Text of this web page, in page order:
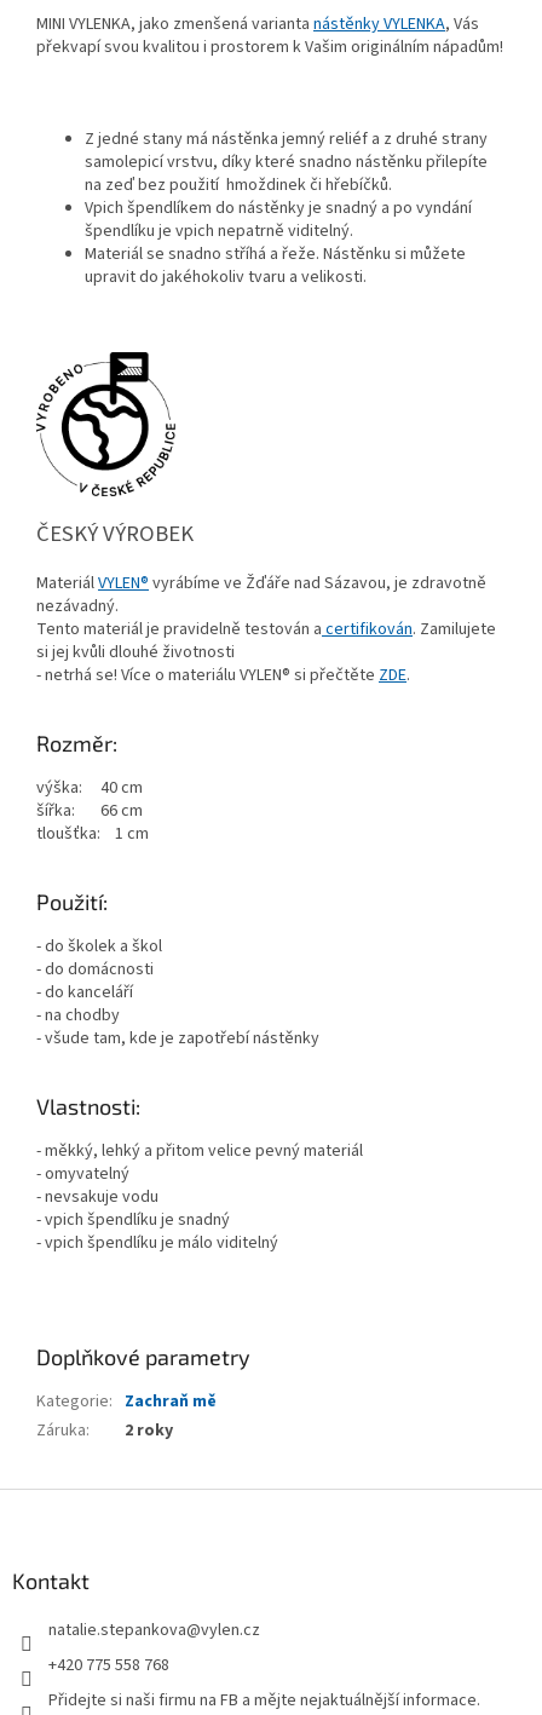
MINI VYLENKA, jako zmenšená varianta nástěnky VYLENKA, Vás
překvapí svou kvalitou i prostorem k Vašim originálním nápadům!
Z jedné stany má nástěnka jemný reliéf a z druhé strany
samolepicí vrstvu, díky které snadno nástěnku přilepíte
na zeď bez použití hmoždinek či hřebíčků.
Vpich špendlíkem do nástěnky je snadný a po vyndání
špendlíku je vpich nepatrně viditelný.
Materiál se snadno stříhá a řeže. Nástěnku si můžete
upravit do jakéhokoliv tvaru a velikosti.
ČESKÝ VÝROBEK
MateriálVYLEN®vyrábíme ve Žďáře nad Sázavou, je zdravotně
nezávadný.
Tento materiál je pravidelně testován acertifikován. Zamilujete
si jej kvůli dlouhé životnosti
- netrhá se! Více o materiálu VYLEN® si přečtěte ZDE.
Rozměr:
výška: 40 cm
šířka: 66 cm
tloušťka: 1 cm
Použití:
- do školek a škol
- do domácnosti
- do kanceláří
- na chodby
- všude tam, kde je zapotřebí nástěnky
Vlastnosti:
- měkký, lehký a přitom velice pevný materiál
- omyvatelný
- nevsakuje vodu
- vpich špendlíku je snadný
- vpich špendlíku je málo viditelný
Doplňkové parametry
Kategorie: Zachraň mě
Záruka: 2 roky
Kontakt
natalie.stepankova@vylen.cz
+420 775 558 768
Přidejte si naši firmu na FB a mějte nejaktuálnější informace.